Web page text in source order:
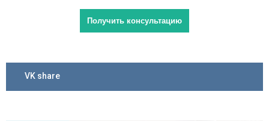
Получить консультацию
VK share